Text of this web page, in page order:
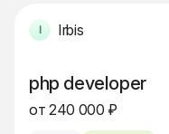
Irbis
php developer
от 240 000 ₽